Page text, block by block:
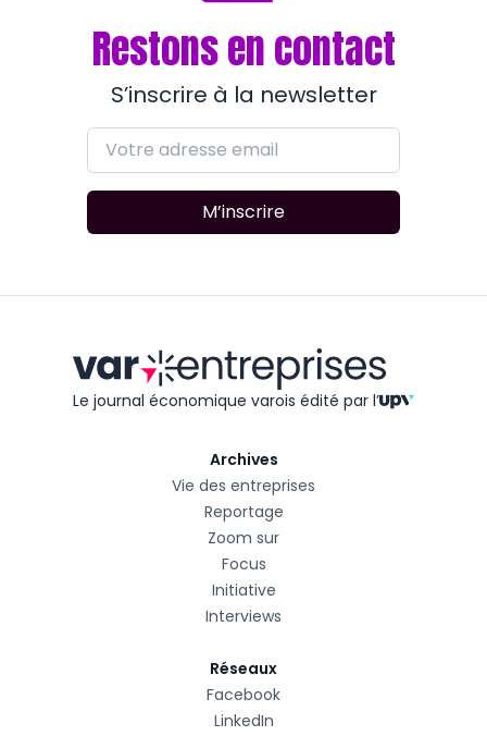
Restons en contact
S’inscrire à la newsletter
M’inscrire
Le journal économique varois édité par l’
Archives
Vie des entreprises
Reportage
Zoom sur
Focus
Initiative
Interviews
Réseaux
Facebook
LinkedIn